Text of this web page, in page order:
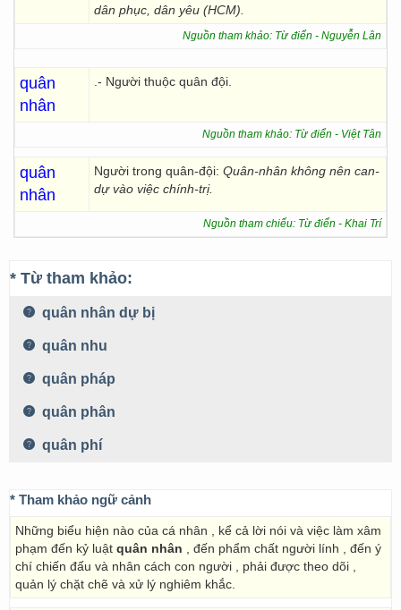
dân phục, dân yêu (HCM).
Nguồn tham khảo: Từ điển - Nguyễn Lân
quân
nhân
.- Người thuộc quân đội.
Nguồn tham khảo: Từ điển - Việt Tân
quân
nhân
Người trong quân-đội: Quân-nhân không nên can-
dự vào việc chính-trị.
Nguồn tham chiếu: Từ điển - Khai Trí
* Từ tham khảo:
quân nhân dự bị
quân nhu
quân pháp
quân phân
quân phí
* Tham khảo ngữ cảnh
Những biểu hiện nào của cá nhân , kể cả lời nói và việc làm xâm
phạm đến kỷ luật quân nhân , đến phẩm chất người lính , đến ý
chí chiến đấu và nhân cách con người , phải được theo dõi ,
quản lý chặt chẽ và xử lý nghiêm khắc.